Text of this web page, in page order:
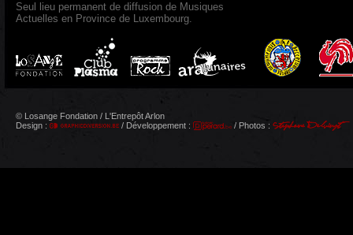
Seul lieu permanent de diffusion de Musiques
Actuelles en Province de Luxembourg.
© Losange Fondation / L'Entrepôt Arlon
Design :
/ Développement : / Photos :